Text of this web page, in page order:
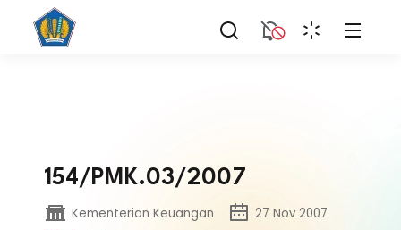
154/PMK.03/2007
Kementerian Keuangan
27 Nov 2007